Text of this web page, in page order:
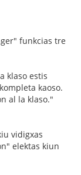
funkcias tre
klaso estis
kaoso.
al la klaso."
vidigxas
elektas kiun